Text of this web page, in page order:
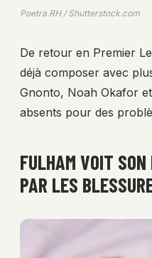
Poetra.RH / Shutterstock.com
De retour en Premier
déjà composer avec
Gnonto, Noah Okafor
absents pour des
FULHAM VOIT SON
PAR LES